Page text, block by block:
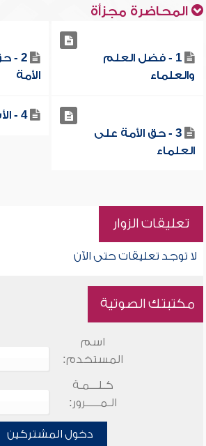
المحاضرة مجزأة
1 - فضل العلم
والعلماء
2 -
الأمة
3 - حق الأمة على
العلماء
4 - الأسئلة
تعليقات الزوار
لا توجد تعليقات حتى الآن
مكتبتك الصوتية
اسم
المستخدم:
كـلـــمـة
الـمـــــرور:
دخول المشتركين